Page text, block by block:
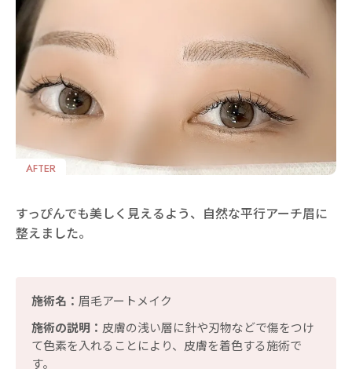
すっぴんでも美しく見えるよう、自然な平行アーチ眉に
整えました。
AFTER
施術名： 眉毛アートメイク
施術の説明： 皮膚の浅い層に針や刃物などで傷をつけ
て色素を入れることにより、皮膚を着色する施術で
す。